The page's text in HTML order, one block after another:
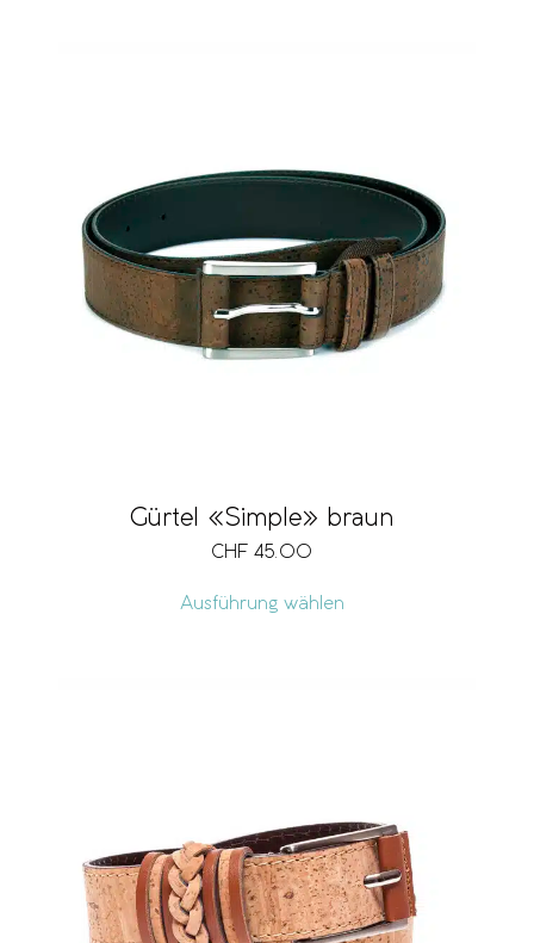
Gürtel «Simple» braun
CHF 45.00
Ausführung wählen